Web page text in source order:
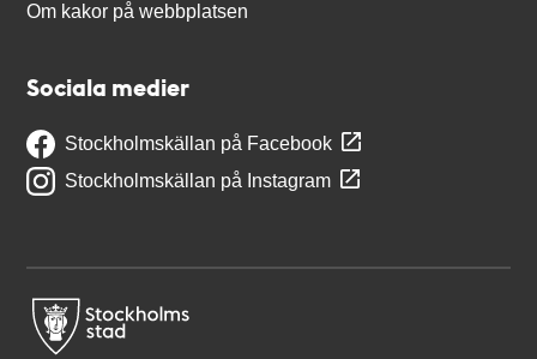
Om kakor på webbplatsen
Sociala medier
Stockholmskällan på Facebook
Stockholmskällan på Instagram